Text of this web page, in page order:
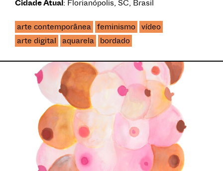
Cidade Atual: Florianópolis, SC, Brasil
arte contemporânea feminismo vídeo
arte digital
aquarela bordado